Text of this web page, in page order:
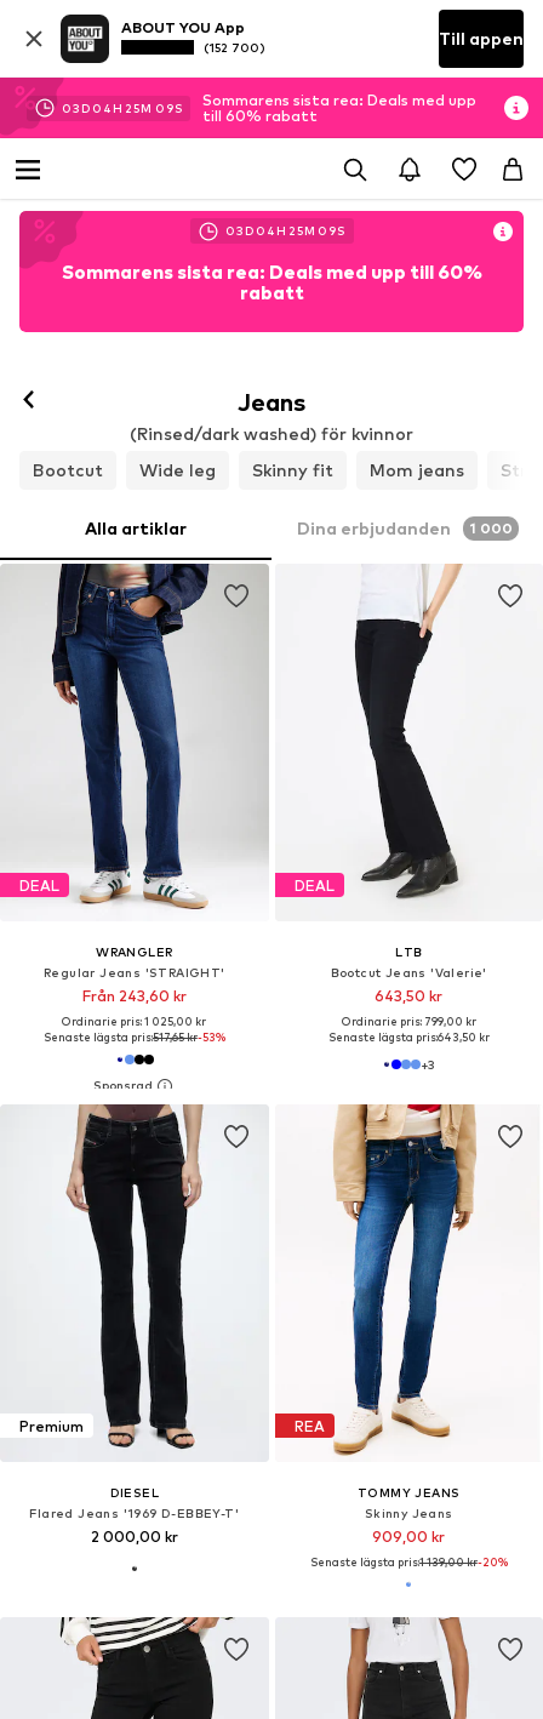
ABOUT YOU App
(152 700) Till appen
03D 04H 25M 07S
Sommarens sista rea: Deals med upp
till 60% rabatt
03D 04H 25M 07S
Sommarens sista rea: Deals med upp till 60%
rabatt
Jeans
(Rinsed/dark washed) för kvinnor
Bootcut
Wide leg Skinny fit Mom jeans
Alla artiklar Dina erbjudanden 1 000
DEAL
WRANGLER
Regular Jeans 'STRAIGHT'
Från 243,60 kr
Ordinarie pris: 1 025,00 kr
Senaste lägsta pris:517,65 kr-53%
DEAL
LTB
Bootcut Jeans 'Valerie'
643,50 kr
Ordinarie pris: 799,00 kr
Senaste lägsta pris:643,50 kr
+3
Premium
DIESEL
Flared Jeans '1969 D-EBBEY-T'
2 000,00 kr
REA
TOMMY JEANS
Skinny Jeans
909,00 kr
Senaste lägsta pris:1 139,00 kr-20%